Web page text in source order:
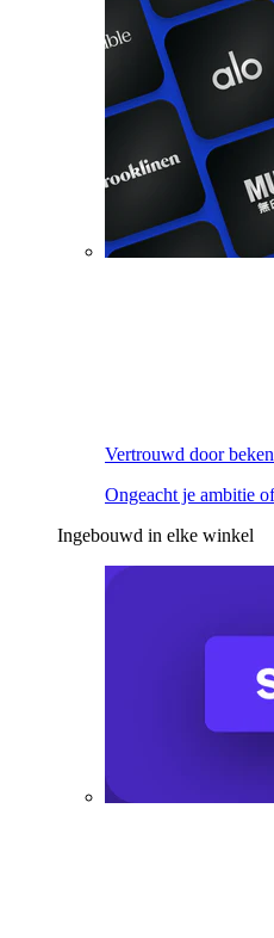
Vertrouwd door
Ongeacht je ambitie
Ingebouwd in elke winkel